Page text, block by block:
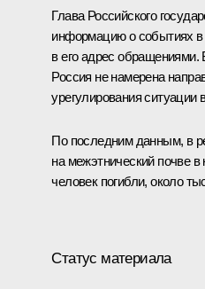
Глава Российского
информацию о событиях в
в его адрес
Россия не намерена
урегулирования ситуации
По последним данным, в
на межэтнический почве
человек погибли, около
Статус материала